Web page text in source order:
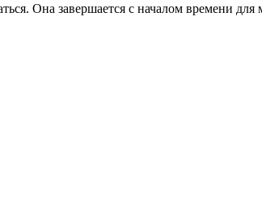
Она завершается с началом времени